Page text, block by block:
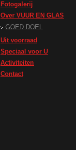
Fotogalerij
Over VUUR EN GLAS
GOED DOEL
Uit voorraad
Speciaal voor U
Activiteiten
Contact